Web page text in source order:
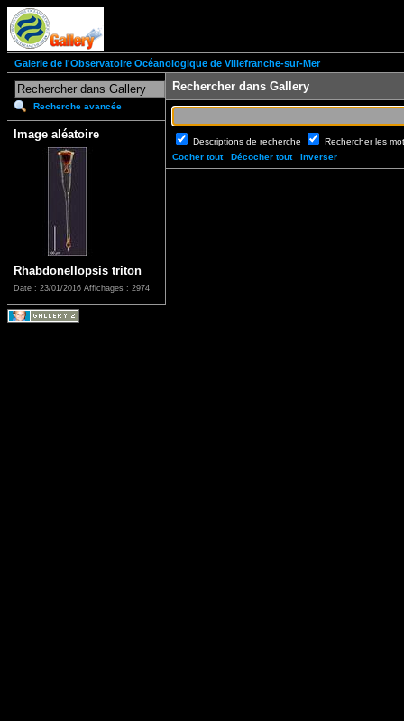
Galerie de l'Observatoire Océanologique de Villefranche-sur-Mer
Recherche avancée
Image aléatoire
Rhabdonellopsis triton
Date : 23/01/2016 Affichages : 2974
Rechercher dans Gallery
Descriptions de recherche
Rechercher les
Cocher tout
Décocher tout Inverser